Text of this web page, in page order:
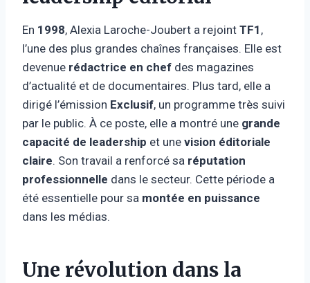
En 1998, Alexia Laroche-Joubert a rejoint TF1 ,
l’une des plus grandes chaînes françaises. Elle est
devenue rédactrice en chef des magazines
d’actualité et de documentaires. Plus tard, elle a
dirigé l’émission Exclusif, un programme très suivi
par le public. À ce poste, elle a montré une grande
capacité de leadership et une vision éditoriale
claire. Son travail a renforcé sa réputation
professionnelle dans le secteur. Cette période a
été essentielle pour sa montée en puissance
dans les médias.
Une révolution dans la